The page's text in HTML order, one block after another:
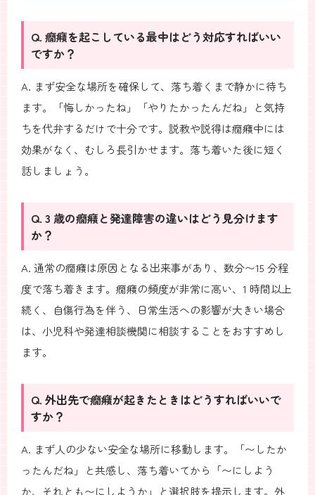
Q. 癇癪を起こしている最中はどう対応すればいい
ですか？
A. まず安全な場所を確保して、落ち着くまで静かに待ち
ます。「悔しかったね」「やりたかったんだね」と気持
ちを代弁するだけで十分です。説教や説得は癇癪中には
効果がなく、むしろ長引かせます。落ち着いた後に短く
話しましょう。
Q. 3 歳の癇癪と発達障害の違いはどう見分けます
か？
A. 通常の癇癪は原因となる出来事があり、数分〜15 分程
度で落ち着きます。癇癪の頻度が非常に高い、1 時間以上
続く、自傷行為を伴う、日常生活への影響が大きい場合
は、小児科や発達相談機関に相談することをおすすめし
ます。
Q. 外出先で癇癪が起きたときはどうすればいいで
すか？
A. まず人の少ない安全な場所に移動します。「〜したか
ったんだね」と共感し、落ち着いてから「〜にしよう
か、それとも〜にしようか」と選択肢を提示します。外